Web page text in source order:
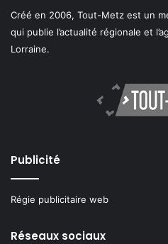
Créé en 2006, Tout-Metz est un
qui publie l’actualité régionale et
Lorraine.
Publicité
Régie publicitaire web
Réseaux sociaux